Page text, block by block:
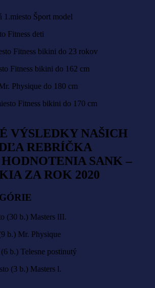
1.miesto Šport model
Fitness deti
Fitness bikini do 23 rokov
Fitness bikini do 162 cm
Physique do 180 cm
Fitness bikini do 170 cm
VÝSLEDKY NAŠICH
REBRÍČKA
SANK –
ZA ROK 2020
(30 b.) Masters lII.
b.) Mr. Physique
b.) Telesne postinutý
(3 b.) Masters l.